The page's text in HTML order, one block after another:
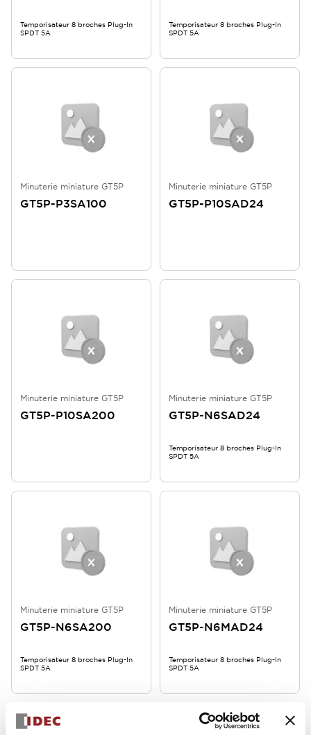
Temporisateur 8 broches Plug-In
SPDT 5A
Temporisateur 8 broches Plug-In
SPDT 5A
Minuterie miniature GT5P
GT5P-P3SA100
Minuterie miniature GT5P
GT5P-P10SAD24
Minuterie miniature GT5P
GT5P-P10SA200
Minuterie miniature GT5P
GT5P-N6SAD24
Temporisateur 8 broches Plug-In
SPDT 5A
Minuterie miniature GT5P
GT5P-N6SA200
Temporisateur 8 broches Plug-In
SPDT 5A
Minuterie miniature GT5P
GT5P-N6MAD24
Temporisateur 8 broches Plug-In
SPDT 5A